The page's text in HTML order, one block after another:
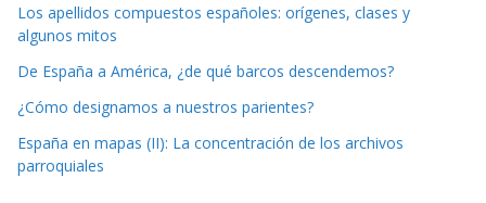
Los apellidos compuestos españoles: orígenes, clases y
algunos mitos
De España a América, ¿de qué barcos descendemos?
¿Cómo designamos a nuestros parientes?
España en mapas (II): La concentración de los archivos
parroquiales